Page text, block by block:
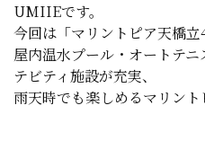
UMIIEです。
今回は「マリントピア天橋立
屋内温水プール・オートテ
テビティ施設が充実、
雨天時でも楽しめるマリント